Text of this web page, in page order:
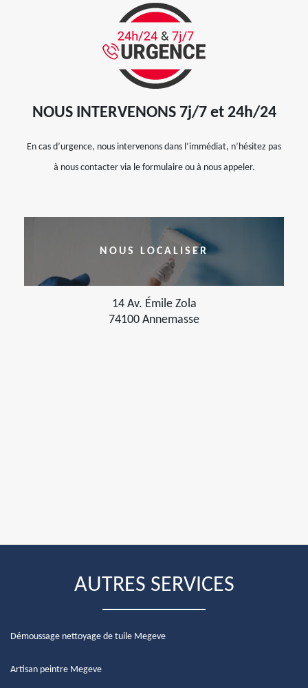
NOUS INTERVENONS 7j/7 et 24h/24
En cas d’urgence, nous intervenons dans l’immédiat, n’hésitez pas
à nous contacter via le formulaire ou à nous appeler.
NOUS LOCALISER
14 Av. Émile Zola
74100 Annemasse
AUTRES SERVICES
Démoussage nettoyage de tuile Megeve
Artisan peintre Megeve